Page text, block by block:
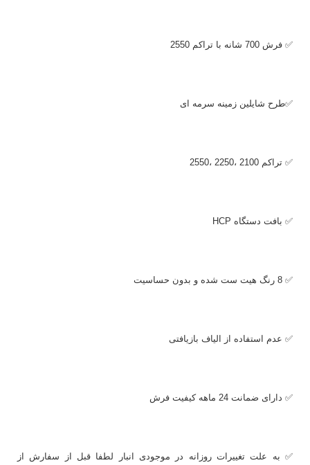
✅ فرش 700 شانه با تراکم 2550
✅طرح شایلین زمینه سرمه ای
✅ تراکم 2100 ،2250 ،2550
✅ بافت دستگاه HCP
✅ 8 رنگ هیت ست شده و بدون حساسیت
✅ عدم استفاده از الیاف بازیافتی
✅ دارای ضمانت 24 ماهه کیفیت فرش
✅ به علت تغییرات روزانه در موجودی انبار لطفا قبل از سفارش از